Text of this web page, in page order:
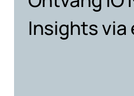
Insights via